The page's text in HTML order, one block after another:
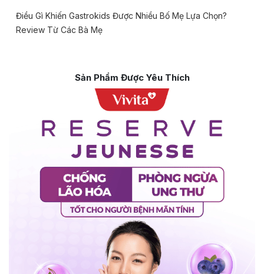
Điều Gì Khiến Gastrokids Được Nhiều Bố Mẹ Lựa Chọn?
Review Từ Các Bà Mẹ
Sản Phẩm Được Yêu Thích